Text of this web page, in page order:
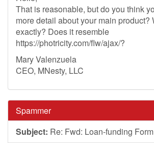
That is reasonable, but do you think
more detail about your main product?
exactly? Does it resemble
https://photricity.com/flw/ajax/?
Mary Valenzuela
CEO, MNesty, LLC
Spammer
Subject: Re: Fwd: Loan-funding